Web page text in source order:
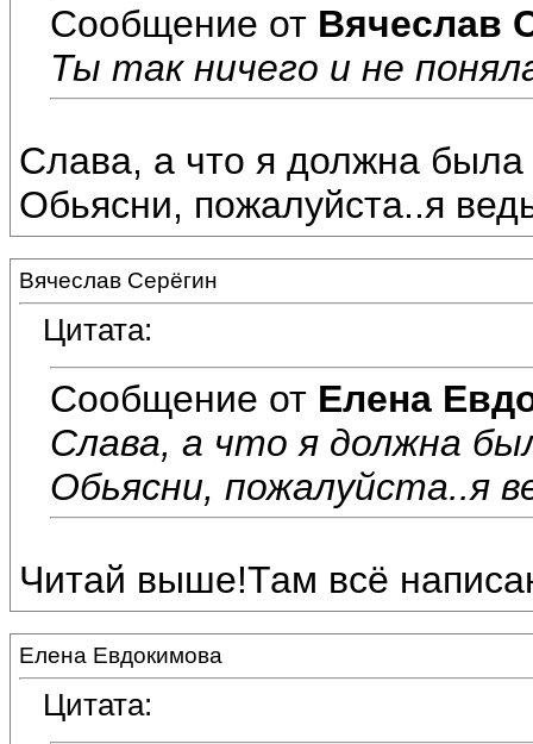
Сообщение от Вячеслав
Ты так ничего и не
Слава, а что я должна была
Обьясни, пожалуйста..я
Вячеслав Серёгин
Цитата:
Сообщение от Елена
Слава, а что я должна
Обьясни, пожалуйста..я
Читай выше!Там всё
Елена Евдокимова
Цитата: